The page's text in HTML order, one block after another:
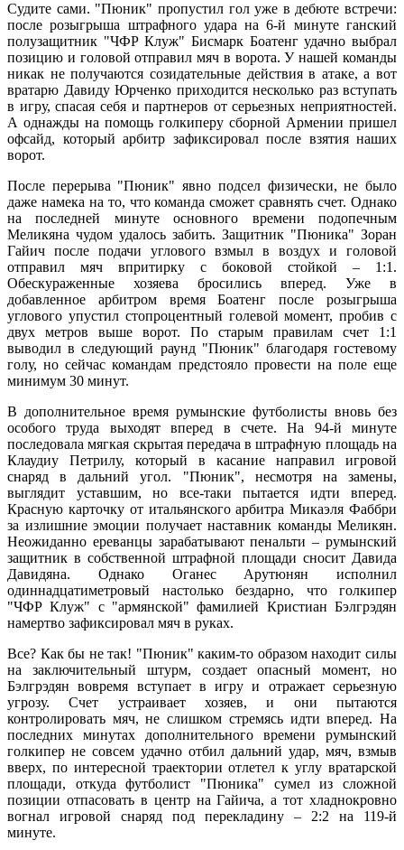
Судите сами. "Пюник" пропустил гол уже в дебюте встречи:
после розыгрыша штрафного удара на 6-й минуте ганский
полузащитник "ЧФР Клуж" Бисмарк Боатенг удачно выбрал
позицию и головой отправил мяч в ворота. У нашей команды
никак не получаются созидательные действия в атаке, а вот
вратарю Давиду Юрченко приходится несколько раз вступать
в игру, спасая себя и партнеров от серьезных неприятностей.
А однажды на помощь голкиперу сборной Армении пришел
офсайд, который арбитр зафиксировал после взятия наших
ворот.
После перерыва "Пюник" явно подсел физически, не было
даже намека на то, что команда сможет сравнять счет. Однако
на последней минуте основного времени подопечным
Меликяна чудом удалось забить. Защитник "Пюника" Зоран
Гайич после подачи углового взмыл в воздух и головой
отправил мяч впритирку с боковой стойкой – 1:1.
Обескураженные хозяева бросились вперед. Уже в
добавленное арбитром время Боатенг после розыгрыша
углового упустил стопроцентный голевой момент, пробив с
двух метров выше ворот. По старым правилам счет 1:1
выводил в следующий раунд "Пюник" благодаря гостевому
голу, но сейчас командам предстояло провести на поле еще
минимум 30 минут.
В дополнительное время румынские футболисты вновь без
особого труда выходят вперед в счете. На 94-й минуте
последовала мягкая скрытая передача в штрафную площадь на
Клаудиу Петрилу, который в касание направил игровой
снаряд в дальний угол. "Пюник", несмотря на замены,
выглядит уставшим, но все-таки пытается идти вперед.
Красную карточку от итальянского арбитра Микаэля Фаббри
за излишние эмоции получает наставник команды Меликян.
Неожиданно ереванцы зарабатывают пенальти – румынский
защитник в собственной штрафной площади сносит Давида
Давидяна. Однако Оганес Арутюнян исполнил
одиннадцатиметровый настолько бездарно, что голкипер
"ЧФР Клуж" с "армянской" фамилией Кристиан Бэлгрэдян
намертво зафиксировал мяч в руках.
Все? Как бы не так! "Пюник" каким-то образом находит силы
на заключительный штурм, создает опасный момент, но
Бэлгрэдян вовремя вступает в игру и отражает серьезную
угрозу. Счет устраивает хозяев, и они пытаются
контролировать мяч, не слишком стремясь идти вперед. На
последних минутах дополнительного времени румынский
голкипер не совсем удачно отбил дальний удар, мяч, взмыв
вверх, по интересной траектории отлетел к углу вратарской
площади, откуда футболист "Пюника" сумел из сложной
позиции отпасовать в центр на Гайича, а тот хладнокровно
вогнал игровой снаряд под перекладину – 2:2 на 119-й
минуте.